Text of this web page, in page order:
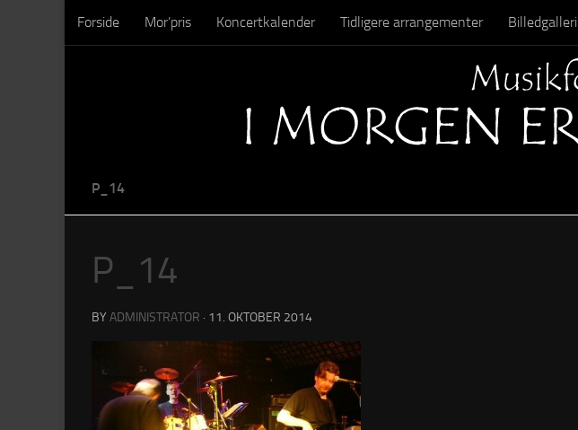
Skip to content
Forside Mor’pris Koncertkalender Tidligere arrangementer Billedgalleri
P_14
P_14
BY ADMINISTRATOR · 11. OKTOBER 2014